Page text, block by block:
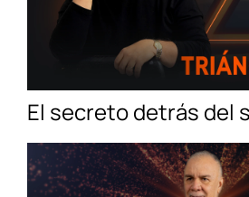
El secreto detrás del